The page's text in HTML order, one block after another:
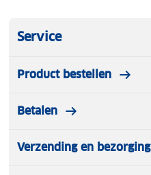
Service
Product bestellen
Betalen
Verzending en bezorging